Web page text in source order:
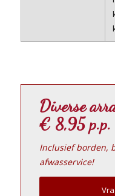
Diverse
€ 8,95 p.p.
Inclusief borden,
afwasservice!